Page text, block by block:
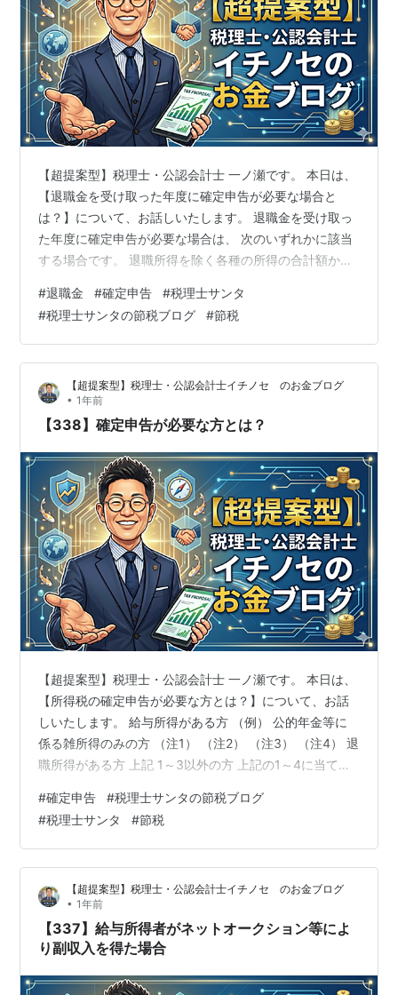
【超提案型】税理士・公認会計士 一ノ瀬です。 本日は、
【退職金を受け取った年度に確定申告が必要な場合と
は？】について、お話しいたします。 退職金を受け取っ
た年度に確定申告が必要な場合は、 次のいずれかに該当
する場合です。 退職所得を除く各種の所得の合計額から
ナスになる場合） 退職所得の支払を受けるときに「退職
所得の受給に関する申告書」を提出しなかったため、
20.42％の税率で源泉徴収され、その所得税等の源泉徴収
税額が退職所得について再計算した税額を超えている場
合 給与等の所得がなく退職所得のみであり、定額減税の
適用を受ける場合 上記(1)～(4…
#退職金 #確定申告 #税理士サンタ
#税理士サンタの節税ブログ #節税
【超提案型】税理士・公認会計士イチノセ のお金ブログ
• 1年前
【338】確定申告が必要な方とは？
【超提案型】税理士・公認会計士 一ノ瀬です。 本日は、
【所得税の確定申告が必要な方とは？】について、お話
しいたします。 給与所得がある方 （例） 公的年金等に
係る雑所得のみの方 （注1） （注2） （注3） （注4） 退
職所得がある方 上記 1～3以外の方 上記の1～4に当ては
かに該当する方（確定申告をすれば税金が還付される方
を除く。）は、所得税の申告が必要です。 給与所得があ
る方 給与の年間収入金額が2,000万円を超える方 給与を
1か所から受けていて、かつ、その給与の全部が源泉徴収
の対象となる場合において、各種の所得金額（給与所
得、退職…
#確定申告 #税理士サンタの節税ブログ
#税理士サンタ #節税
【超提案型】税理士・公認会計士イチノセ のお金ブログ
• 1年前
【337】給与所得者がネットオークション等によ
り副収入を得た場合